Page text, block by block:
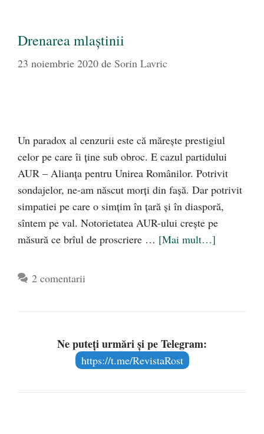
Drenarea mlaştinii
23 noiembrie 2020 de Sorin Lavric
Un paradox al cenzurii este că măreşte prestigiul
celor pe care îi ţine sub obroc. E cazul partidului
AUR – Alianța pentru Unirea Românilor. Potrivit
sondajelor, ne-am născut morţi din faşă. Dar potrivit
simpatiei pe care o simţim în ţară şi în diasporă,
sîntem pe val. Notorietatea AUR-ului creşte pe
măsură ce brîul de proscriere … [Mai mult…]
2 comentarii
Ne puteți urmări și pe Telegram:
https://t.me/RevistaRost